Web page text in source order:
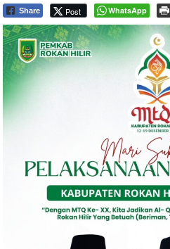
Share Post WhatsApp